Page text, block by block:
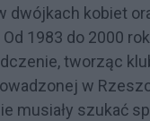
kobiet
1983 do 2000
tworząc
w
musiały szukać